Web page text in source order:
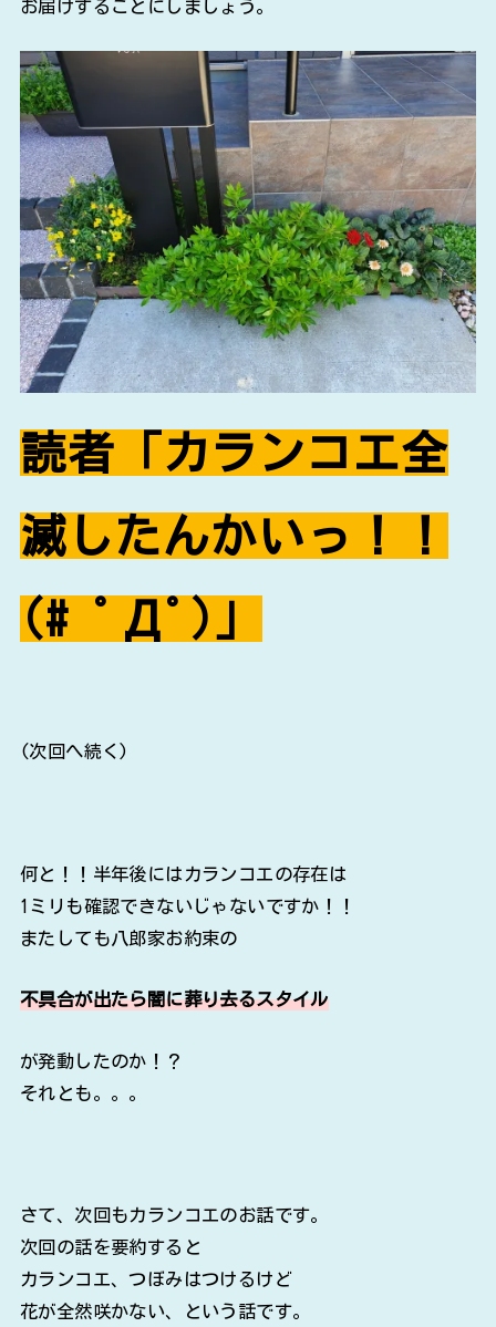
お届けすることにしましょう。
読者「カランコエ全
滅したんかいっ！！
(# ﾟДﾟ)」
(次回へ続く)
何と！！半年後にはカランコエの存在は
1ミリも確認できないじゃないですか！！
またしても八郎家お約束の
不具合が出たら闇に葬り去るスタイル
が発動したのか！？
それとも。。。
さて、次回もカランコエのお話です。
次回の話を要約すると
カランコエ、つぼみはつけるけど
花が全然咲かない、という話です。